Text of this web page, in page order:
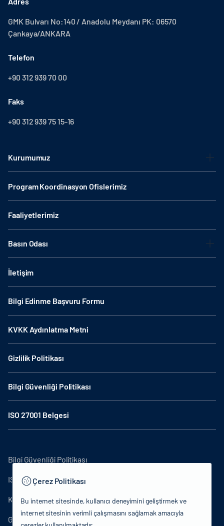
GMK Bulvarı No:140 / Anadolu Meydanı PK: 06570
Çankaya/ANKARA
Telefon
+90 312 939 70 00
Faks
+90 312 939 75 15-16
Kurumumuz
Program Koordinasyon Ofislerimiz
Faaliyetlerimiz
Basın Odası
İletişim
Bilgi Edinme Başvuru Formu
KVKK Aydınlatma Metni
Gizlilik Politikası
Bilgi Güvenliği Politikası
ISO 27001 Belgesi
Bilgi Güvenliği Politikası
ISO27001
KVKK Aydınlatma Metni
Gizlilik Politikası
Çerez Politikası
Bu internet sitesinde, kullanıcı deneyimini geliştirmek ve
internet sitesinin verimli çalışmasını sağlamak amacıyla